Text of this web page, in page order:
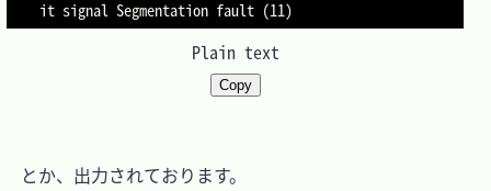
Plain text
Copy
とか、出力されております。